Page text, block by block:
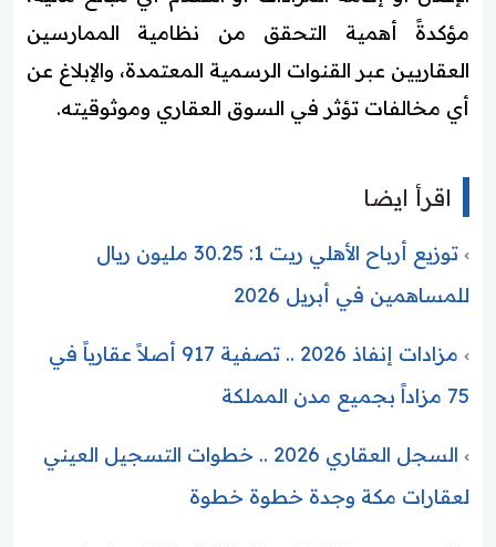
مؤكدةً أهمية التحقق من نظامية الممارسين
العقاريين عبر القنوات الرسمية المعتمدة، والإبلاغ عن
أي مخالفات تؤثر في السوق العقاري وموثوقيته.
اقرأ ايضا
توزيع أرباح الأهلي ريت 1: 30.25 مليون ريال
للمساهمين في أبريل 2026
مزادات إنفاذ 2026 .. تصفية 917 أصلاً عقارياً في
75 مزاداً بجميع مدن المملكة
السجل العقاري 2026 .. خطوات التسجيل العيني
لعقارات مكة وجدة خطوة خطوة